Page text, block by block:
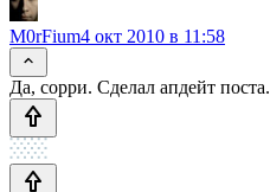
M0rFium4 окт 2010 в 11:58
Да, сорри. Сделал апдейт поста.